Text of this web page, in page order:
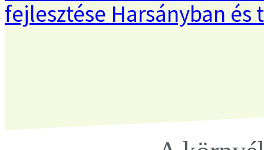
fejlesztése Harsányban